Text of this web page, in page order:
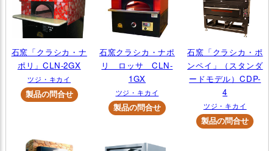
石窯「クラシカ・ナ
ポリ」CLN-2GX
ツジ・キカイ
石窯クラシカ・ナポ
リ ロッサ CLN-
1GX
ツジ・キカイ
石窯「クラシカ・ポ
ンペイ」（スタンダ
ードモデル）CDP-
4
ツジ・キカイ